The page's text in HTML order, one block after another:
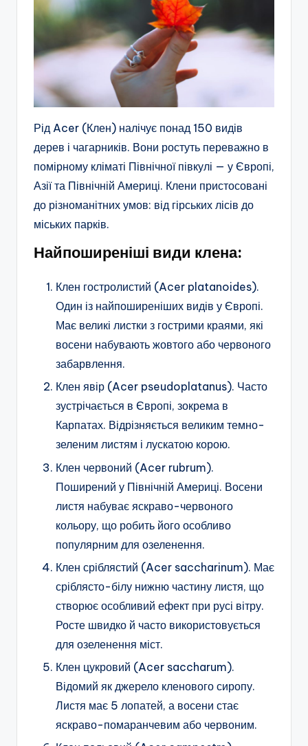
Рід Acer (Клен) налічує понад 150 видів
дерев і чагарників. Вони ростуть переважно в
помірному кліматі Північної півкулі — у Європі,
Азії та Північній Америці. Клени пристосовані
до різноманітних умов: від гірських лісів до
міських парків.
Найпоширеніші види клена:
Клен гостролистий (Acer platanoides).
Один із найпоширеніших видів у Європі.
Має великі листки з гострими краями, які
восени набувають жовтого або червоного
забарвлення.
Клен явір (Acer pseudoplatanus). Часто
зустрічається в Європі, зокрема в
Карпатах. Відрізняється великим темно-
зеленим листям і лускатою корою.
Клен червоний (Acer rubrum).
Поширений у Північній Америці. Восени
листя набуває яскраво-червоного
кольору, що робить його особливо
популярним для озеленення.
Клен сріблястий (Acer saccharinum). Має
сріблясто-білу нижню частину листя, що
створює особливий ефект при русі вітру.
Росте швидко й часто використовується
для озеленення міст.
Клен цукровий (Acer saccharum).
Відомий як джерело кленового сиропу.
Листя має 5 лопатей, а восени стає
яскраво-помаранчевим або червоним.